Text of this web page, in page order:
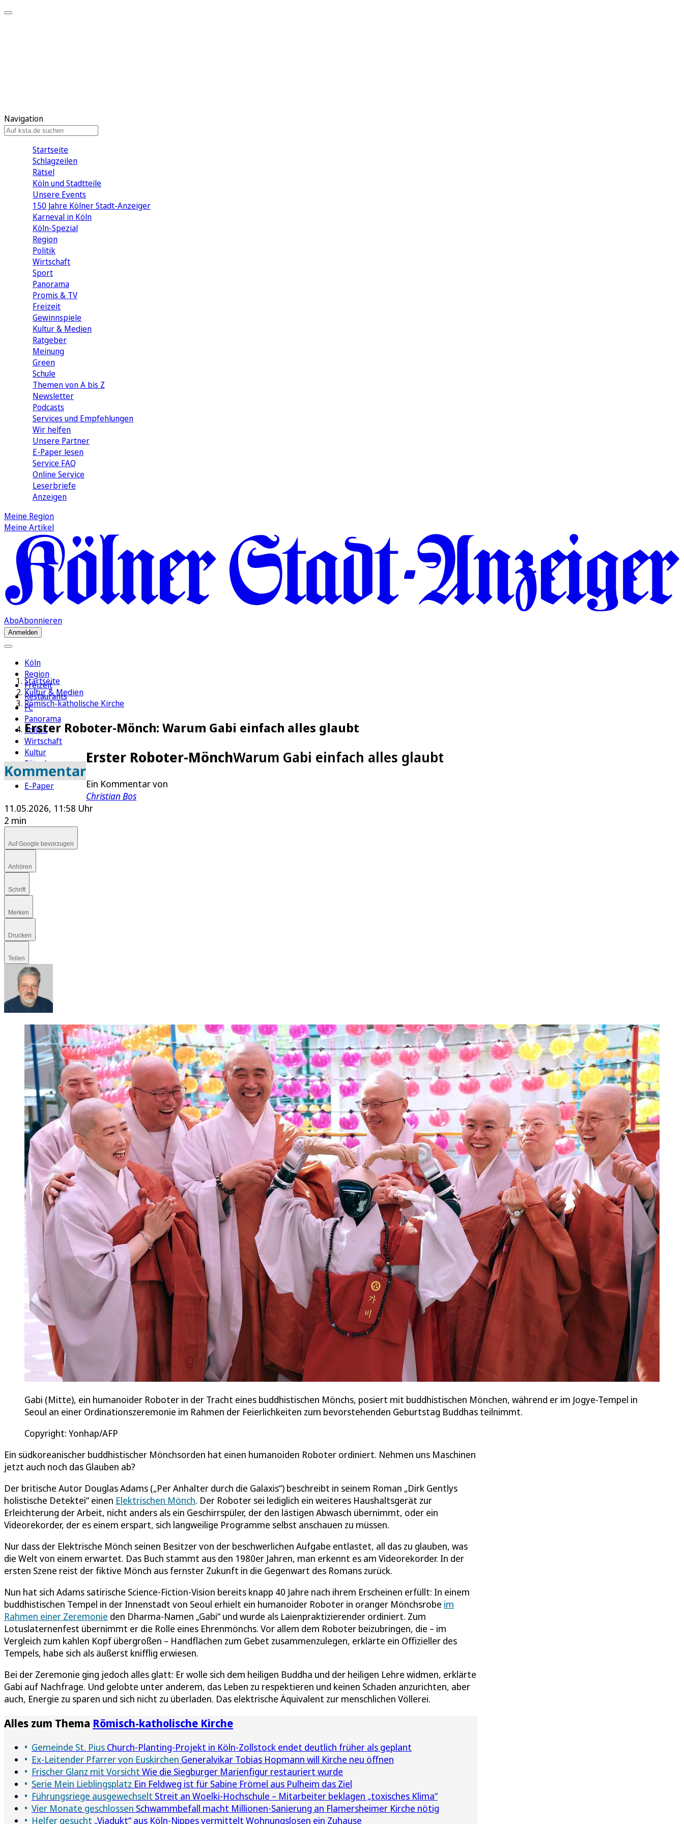
Navigation
Startseite
Schlagzeilen
Rätsel
Köln und Stadtteile
Unsere Events
150 Jahre Kölner Stadt-Anzeiger
Karneval in Köln
Köln-Spezial
Region
Politik
Wirtschaft
Sport
Panorama
Promis & TV
Freizeit
Gewinnspiele
Kultur & Medien
Ratgeber
Meinung
Green
Schule
Themen von A bis Z
Newsletter
Podcasts
Services und Empfehlungen
Wir helfen
Unsere Partner
E-Paper lesen
Service FAQ
Online Service
Leserbriefe
Anzeigen
Meine Region
Meine Artikel
AboAbonnieren
Anmelden
Köln
Region
Freizeit
Restaurants
FC
Panorama
Politik
Wirtschaft
Kultur
Rätsel
Newsletter
E-Paper
Startseite
Kultur & Medien
Römisch-katholische Kirche
Erster Roboter-Mönch: Warum Gabi einfach alles glaubt
Kommentar
Erster Roboter-MönchWarum Gabi einfach alles glaubt
Ein Kommentar von
Christian Bos
11.05.2026, 11:58 Uhr
2 min
Auf Google bevorzugen
Anhören
Schrift
Merken
Drucken
Teilen
Gabi (Mitte), ein humanoider Roboter in der Tracht eines buddhistischen Mönchs, posiert mit buddhistischen Mönchen, während er im Jogye-Tempel in
Seoul an einer Ordinationszeremonie im Rahmen der Feierlichkeiten zum bevorstehenden Geburtstag Buddhas teilnimmt.
Copyright: Yonhap/AFP
Ein südkoreanischer buddhistischer Mönchsorden hat einen humanoiden Roboter ordiniert. Nehmen uns Maschinen
jetzt auch noch das Glauben ab?
Der britische Autor Douglas Adams („Per Anhalter durch die Galaxis“) beschreibt in seinem Roman „Dirk Gentlys
holistische Detektei“ einen Elektrischen Mönch. Der Roboter sei lediglich ein weiteres Haushaltsgerät zur
Erleichterung der Arbeit, nicht anders als ein Geschirrspüler, der den lästigen Abwasch übernimmt, oder ein
Videorekorder, der es einem erspart, sich langweilige Programme selbst anschauen zu müssen.
Nur dass der Elektrische Mönch seinen Besitzer von der beschwerlichen Aufgabe entlastet, all das zu glauben, was
die Welt von einem erwartet. Das Buch stammt aus den 1980er Jahren, man erkennt es am Videorekorder. In der
ersten Szene reist der fiktive Mönch aus fernster Zukunft in die Gegenwart des Romans zurück.
Nun hat sich Adams satirische Science-Fiction-Vision bereits knapp 40 Jahre nach ihrem Erscheinen erfüllt: In einem
buddhistischen Tempel in der Innenstadt von Seoul erhielt ein humanoider Roboter in oranger Mönchsrobe im
Rahmen einer Zeremonie den Dharma-Namen „Gabi“ und wurde als Laienpraktizierender ordiniert. Zum
Lotuslaternenfest übernimmt er die Rolle eines Ehrenmönchs. Vor allem dem Roboter beizubringen, die – im
Vergleich zum kahlen Kopf übergroßen – Handflächen zum Gebet zusammenzulegen, erklärte ein Offizieller des
Tempels, habe sich als äußerst knifflig erwiesen.
Bei der Zeremonie ging jedoch alles glatt: Er wolle sich dem heiligen Buddha und der heiligen Lehre widmen, erklärte
Gabi auf Nachfrage. Und gelobte unter anderem, das Leben zu respektieren und keinen Schaden anzurichten, aber
auch, Energie zu sparen und sich nicht zu überladen. Das elektrische Äquivalent zur menschlichen Völlerei.
Alles zum Thema Römisch-katholische Kirche
Gemeinde St. Pius Church-Planting-Projekt in Köln-Zollstock endet deutlich früher als geplant
Ex-Leitender Pfarrer von Euskirchen Generalvikar Tobias Hopmann will Kirche neu öffnen
Frischer Glanz mit Vorsicht Wie die Siegburger Marienfigur restauriert wurde
Serie Mein Lieblingsplatz Ein Feldweg ist für Sabine Frömel aus Pulheim das Ziel
Führungsriege ausgewechselt Streit an Woelki-Hochschule – Mitarbeiter beklagen „toxisches Klima“
Vier Monate geschlossen Schwammbefall macht Millionen-Sanierung an Flamersheimer Kirche nötig
Helfer gesucht „Viadukt“ aus Köln-Nippes vermittelt Wohnungslosen ein Zuhause